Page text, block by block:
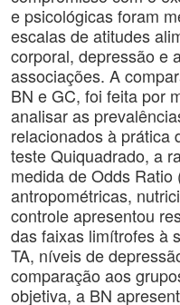
e psicológicas foram
escalas de atitudes
corporal, depressão e
associações. A
BN e GC, foi feita por
analisar as
relacionados à prática
teste Quiquadrado, a
medida de Odds
antropométricas,
controle apresentou
das faixas limítrofes à
TA, níveis de
comparação aos
objetiva, a BN